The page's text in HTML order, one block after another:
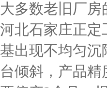
大多数老旧厂房
河北石家庄正定
基出现不均匀沉
台倾斜，产品